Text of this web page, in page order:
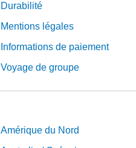
Durabilité
Mentions légales
Informations de paiement
Voyage de groupe
Amérique du Nord